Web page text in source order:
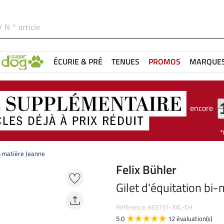
ÉCURIE & PRÉ TENUES PROMOS
encore
Jeanne
Felix Bühler
Gilet d'équitation bi-
Référence: 653731-XXL-CH
5.0
12 évaluation(s)